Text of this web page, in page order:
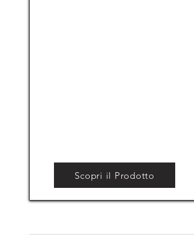
Scopri il Prodotto